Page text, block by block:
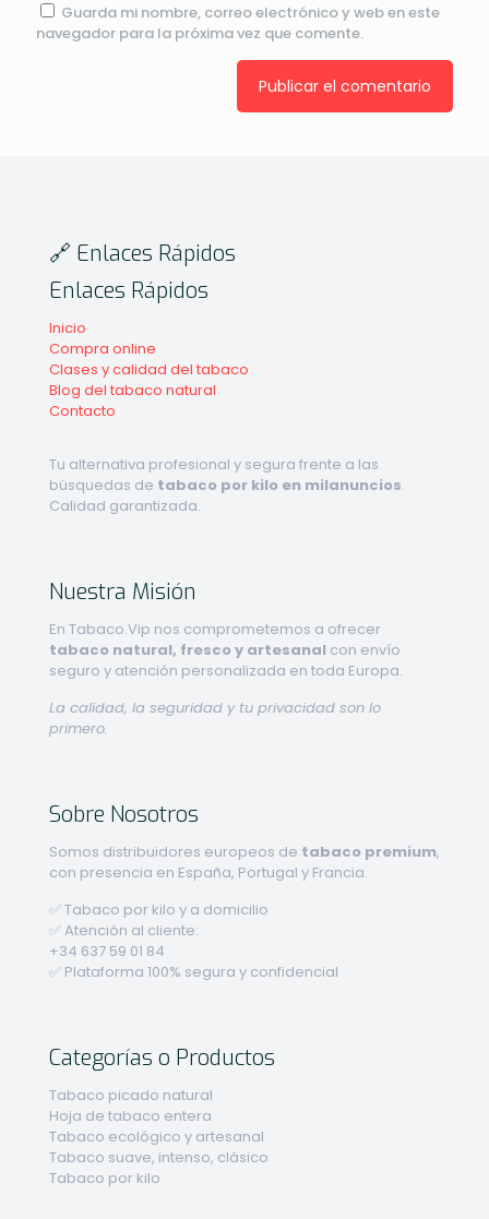
Guarda mi nombre, correo electrónico y web en este
navegador para la próxima vez que comente.
🔗 Enlaces Rápidos
Enlaces Rápidos
Inicio
Compra online
Clases y calidad del tabaco
Blog del tabaco natural
Contacto
Tu alternativa profesional y segura frente a las
búsquedas de tabaco por kilo en milanuncios.
Calidad garantizada.
Nuestra Misión
En Tabaco.Vip nos comprometemos a ofrecer
tabaco natural, fresco y artesanal con envío
seguro y atención personalizada en toda Europa.
La calidad, la seguridad y tu privacidad son lo
primero.
Sobre Nosotros
Somos distribuidores europeos de tabaco premium,
con presencia en España, Portugal y Francia.
✅ Tabaco por kilo y a domicilio
✅ Atención al cliente:
+34 637 59 01 84
✅ Plataforma 100% segura y confidencial
Categorías o Productos
Tabaco picado natural
Hoja de tabaco entera
Tabaco ecológico y artesanal
Tabaco suave, intenso, clásico
Tabaco por kilo